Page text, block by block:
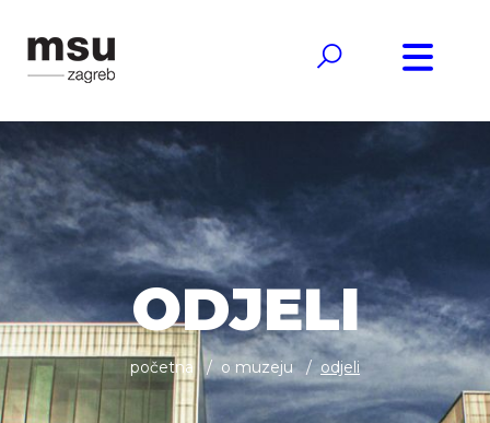
ODJELI
početna o muzeju odjeli